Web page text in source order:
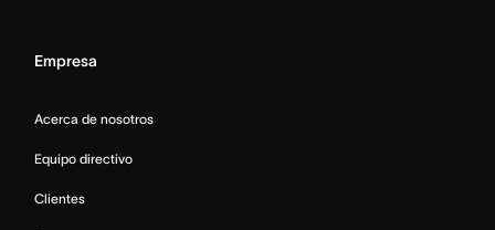
Empresa
Acerca de nosotros
Equipo directivo
Clientes